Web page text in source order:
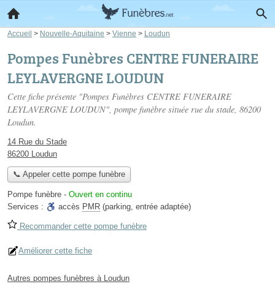
Accueil > Nouvelle-Aquitaine > Vienne > Loudun
Pompes Funèbres CENTRE FUNERAIRE
LEYLAVERGNE LOUDUN
Cette fiche présente "Pompes Funèbres CENTRE FUNERAIRE
LEYLAVERGNE LOUDUN", pompe funèbre située rue du stade, 86200
Loudun.
14 Rue du Stade
86200 Loudun
📞 Appeler cette pompe funèbre
Pompe funèbre - Ouvert en continu
Services :
accès PMR (parking, entrée adaptée)
Recommander cette pompe funèbre
Améliorer cette fiche
Autres pompes funèbres à Loudun